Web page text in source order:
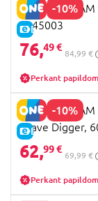
-10%
E-KAINA
MONSTER
6045003
76,49 €
84,99 €
Perkant
-10%
E-KAINA
MONSTER
Grave Digger,
62,99 €
69,99 €
Perkant